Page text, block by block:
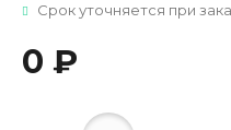
Срок уточняется при
0 ₽